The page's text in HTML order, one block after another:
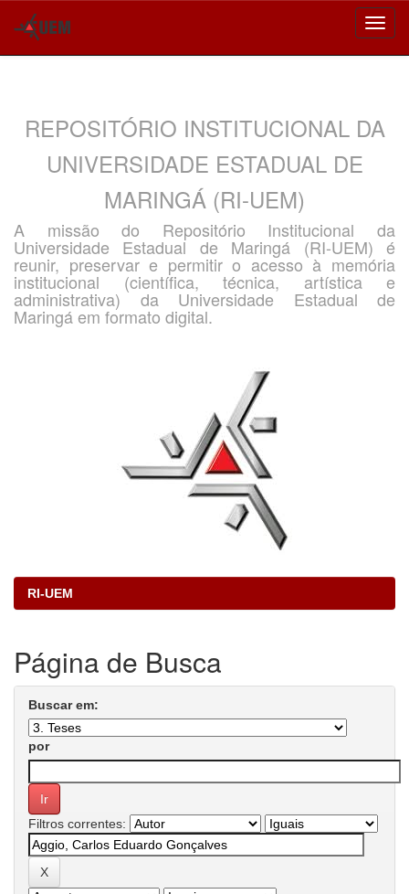
REPOSITÓRIO INSTITUCIONAL DA
UNIVERSIDADE ESTADUAL DE
MARINGÁ (RI-UEM)
A missão do Repositório Institucional da
Universidade Estadual de Maringá (RI-UEM) é
reunir, preservar e permitir o acesso à memória
institucional (científica, técnica, artística e
administrativa) da Universidade Estadual de
Maringá em formato digital.
RI-UEM
Página de Busca
Buscar em:
por
Filtros correntes: